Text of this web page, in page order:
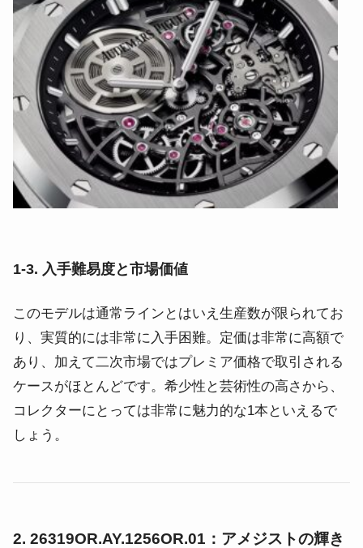
1-3. 入手難易度と市場価値
このモデルは通常ラインとはいえ生産数が限られてお
り、実質的には非常に入手困難。定価は非常に高額で
あり、加えて二次市場ではプレミア価格で取引される
ケースがほとんどです。希少性と芸術性の高さから、
コレクターにとっては非常に魅力的な1本といえるで
しょう。
2. 26319OR.AY.1256OR.01：アメジストの輝き